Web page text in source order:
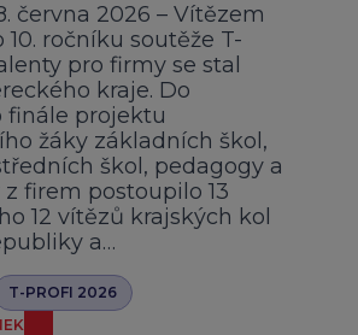
června 2026 – Vítězem
ročníku soutěže T-
pro firmy se stal
kraje. Do
finále projektu
žáky základních škol,
škol, pedagogy a
firem postoupilo 13
12 vítězů krajských kol
a…
T-PROFI 2026